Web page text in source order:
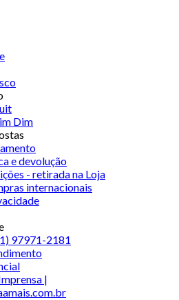
Dim
e devolução
- retirada na Loja
internacionais
97971-2181
|